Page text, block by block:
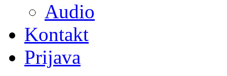
Audio
Kontakt
Prijava